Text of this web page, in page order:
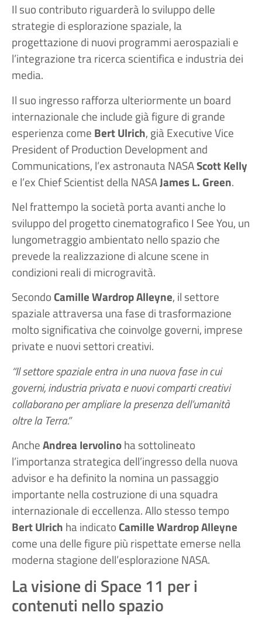
Il suo contributo riguarderà lo sviluppo delle
strategie di esplorazione spaziale, la
progettazione di nuovi programmi aerospaziali e
l’integrazione tra ricerca scientifica e industria dei
media.
Il suo ingresso rafforza ulteriormente un board
internazionale che include già figure di grande
esperienza come Bert Ulrich, già Executive Vice
President of Production Development and
Communications, l’ex astronauta NASAScott Kelly
e l’ex Chief Scientist della NASAJames L. Green.
Nel frattempo la società porta avanti anche lo
sviluppo del progetto cinematografico I See You, un
lungometraggio ambientato nello spazio che
prevede la realizzazione di alcune scene in
condizioni reali di microgravità.
Secondo Camille Wardrop Alleyne, il settore
spaziale attraversa una fase di trasformazione
molto significativa che coinvolge governi, imprese
private e nuovi settori creativi.
“Il settore spaziale entra in una nuova fase in cui
governi, industria privata e nuovi comparti creativi
collaborano per ampliare la presenza dell’umanità
oltre la Terra.”
AncheAndrea Iervolinoha sottolineato
l’importanza strategica dell’ingresso della nuova
advisor e ha definito la nomina un passaggio
importante nella costruzione di una squadra
internazionale di eccellenza. Allo stesso tempo
Bert Ulrich ha indicato Camille Wardrop Alleyne
come una delle figure più rispettate emerse nella
moderna stagione dell’esplorazione NASA.
La visione di Space 11 per i
contenuti nello spazio